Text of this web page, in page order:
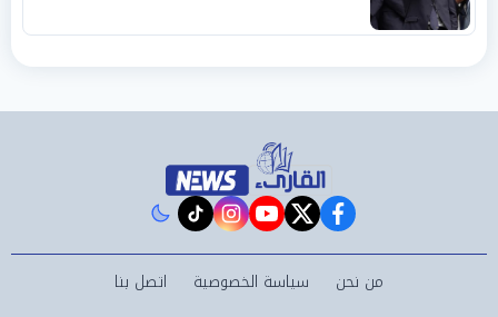
facebook
twitter
youtube
instagram
tiktok
من نحن سياسة الخصوصية اتصل بنا